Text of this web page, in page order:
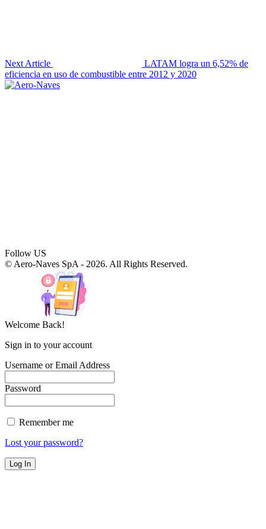
Next Article
LATAM logra un 6,52% de
eficiencia en uso de combustible entre 2012 y 2020
Follow US
© Aero-Naves SpA - 2026. All Rights Reserved.
Welcome Back!
Sign in to your account
Username or Email Address
Password
Remember me
Lost your password?